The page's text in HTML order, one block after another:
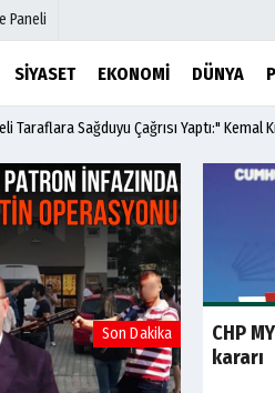
Paneli
SIYASET EKONOMI DÜNYA
Köşe
Video
Taraflara Sağduyu Çağrısı Yaptı:" Kemal
Son Dakika
CHP
kararı